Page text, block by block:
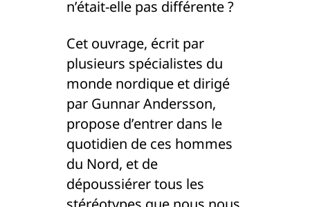
n’était-elle pas différente ?
Cet ouvrage, écrit par
plusieurs spécialistes du
monde nordique et dirigé
par Gunnar Andersson,
propose d’entrer dans le
quotidien de ces hommes
du Nord, et de
dépoussiérer tous les